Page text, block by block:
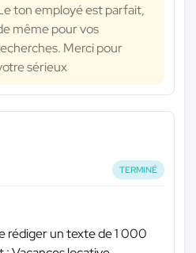
ton employé est parfait,
même pour vos
Merci pour
sérieux
TERMINÉ
rédiger un texte de 1 000